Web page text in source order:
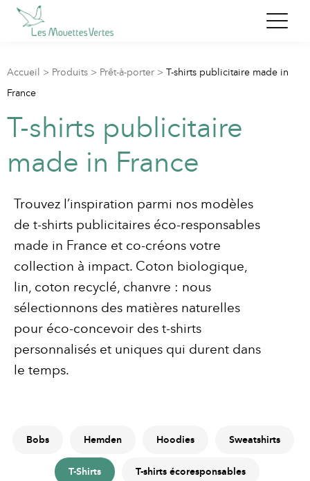
Accueil > Produits > Prêt-à-porter > T-shirts publicitaire made in
France
T-shirts publicitaire
made in France
Trouvez l’inspiration parmi nos modèles
de t-shirts publicitaires éco-responsables
made in France et co-créons votre
collection à impact. Coton biologique,
lin, coton recyclé, chanvre : nous
sélectionnons des matières naturelles
pour éco-concevoir des t-shirts
personnalisés et uniques qui durent dans
le temps.
Bobs Hemden Hoodies Sweatshirts
T-Shirts T-shirts écoresponsables